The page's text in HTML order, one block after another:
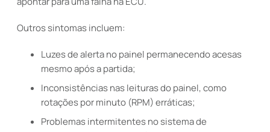
Outros sintomas incluem:
Luzes de alerta no painel permanecendo acesas
mesmo após a partida;
Inconsistências nas leituras do painel, como
rotações por minuto (RPM) erráticas;
Problemas intermitentes no sistema de